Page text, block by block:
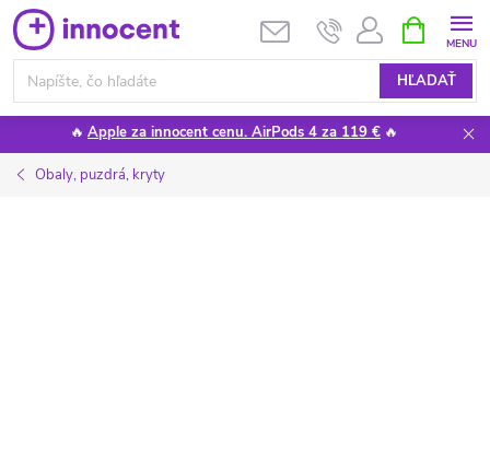
Prejsť
na
obsah
HĽADAŤ
KOŠÍK
🔥 Apple za innocent cenu. AirPods 4 za 119 € 🔥
Obaly, puzdrá, kryty